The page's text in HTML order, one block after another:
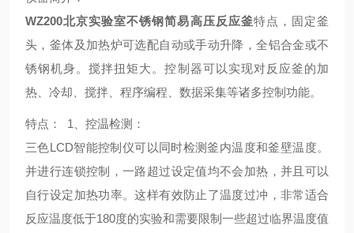
WZ200北京实验室不锈钢简易高压反应釜特点，固定釜
头，釜体及加热炉可选配自动或手动升降，全铝合金或不
锈钢机身。搅拌扭矩大。控制器可以实现对反应釜的加
热、冷却、搅拌、程序编程、数据采集等诸多控制功能。
特点 ： 1、 控温检测 ：
三色LCD智能控制仪可以同时检测釜内温度和釜壁温度。
并进行连锁控制，一路超过设定值均不会加热，并且可以
自行设定加热功率。这样有效防止了温度过冲，非常适合
反应温度低于180度的实验和需要限制一些超过临界温度值